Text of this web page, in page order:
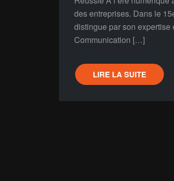
des entreprises. Dans le
distingue par son expertise
Communication […]
LIRE LA SUITE